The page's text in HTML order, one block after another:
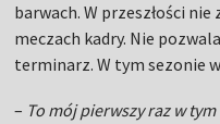
barwach. W przeszłości nie
meczach kadry. Nie
terminarz. W tym sezonie
– To mój pierwszy raz w